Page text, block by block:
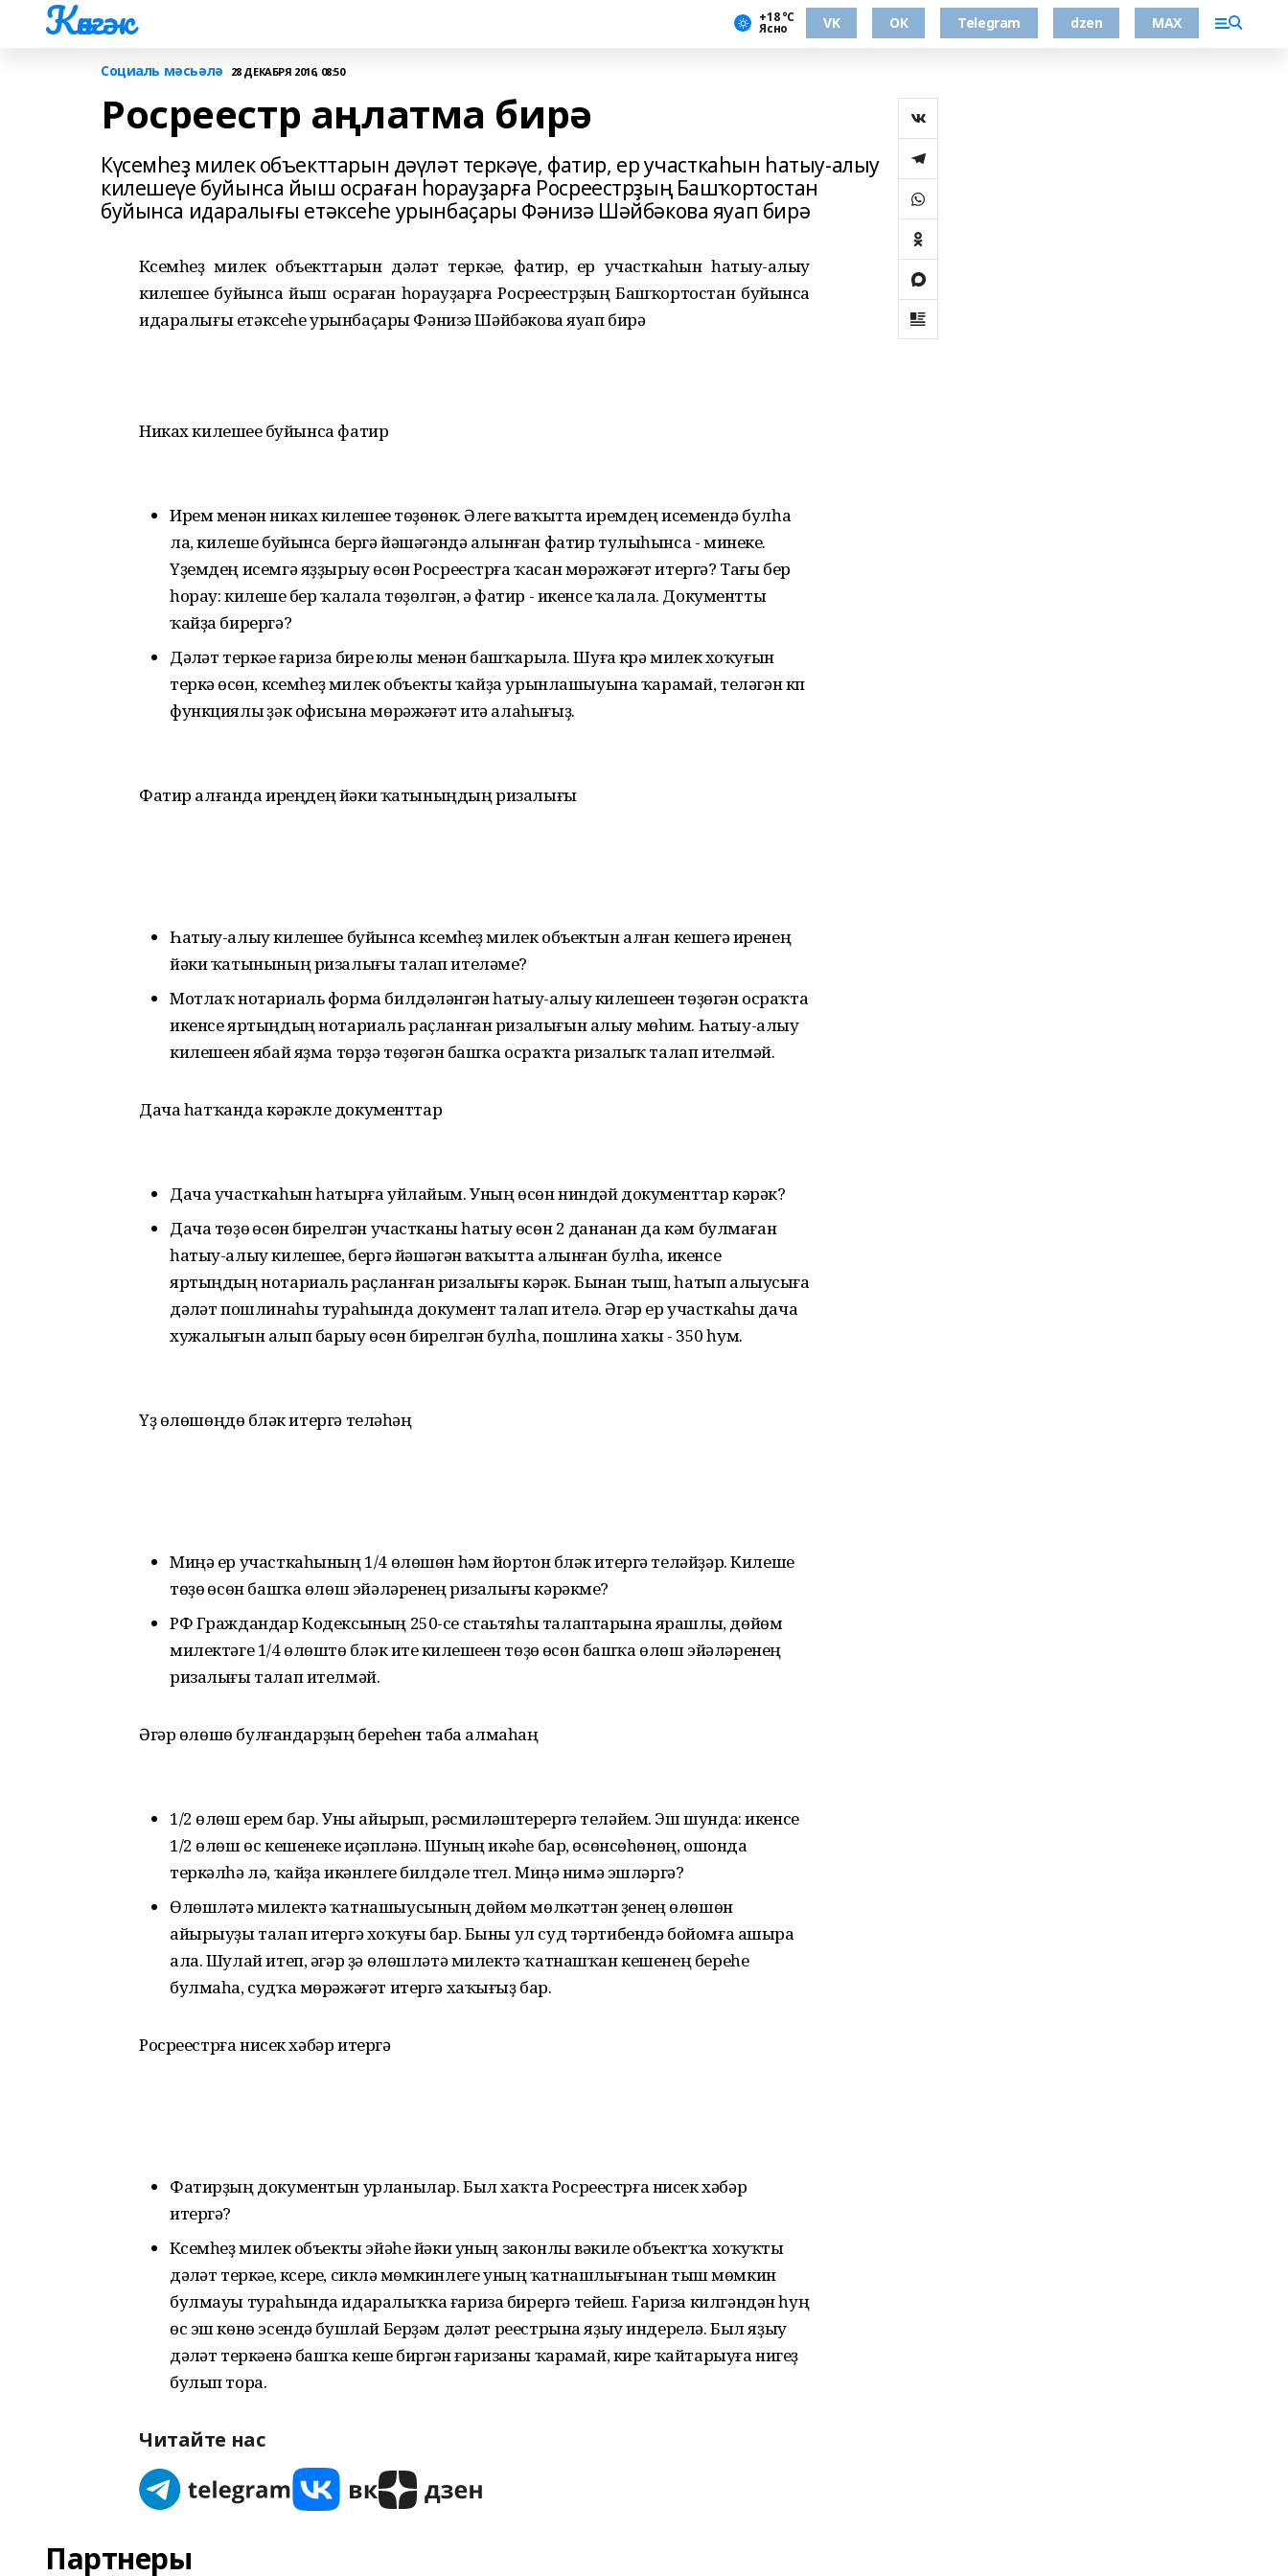
Көнгәк +18 °С
Ясно VK ОК Telegram dzen MAX
Социаль мәсьәлә 28 ДЕКАБРЯ 2016, 08:50
Росреестр аңлатма бирә
Күсемһеҙ милек объекттарын дәүләт теркәүе, фатир, ер участкаһын һатыу-алыу
килешеүе буйынса йыш осраған һорауҙарға Росреестрҙың Башҡортостан
буйынса идаралығы етәксеһе урынбаҫары Фәнизә Шәйбәкова яуап бирә
Күсемһеҙ милек объекттарын дәүләт теркәүе, фатир, ер участкаһын һатыу-алыу
килешеүе буйынса йыш осраған һорауҙарға Росреестрҙың Башҡортостан буйынса
идаралығы етәксеһе урынбаҫары Фәнизә Шәйбәкова яуап бирә
Никах килешеүе буйынса фатир
Ирем менән никах килешеүе төҙөнөк. Әлеге ваҡытта иремдең исемендә булһа
ла, килешеү буйынса бергә йәшәгәндә алынған фатир тулыһынса - минеке.
Үҙемдең исемгә яҙҙырыу өсөн Росреестрға ҡасан мөрәжәғәт итергә? Тағы бер
һорау: килешеү бер ҡалала төҙөлгән, ә фатир - икенсе ҡалала. Документты
ҡайҙа бирергә?
Дәүләт теркәүе ғариза биреү юлы менән башҡарыла. Шуға күрә милек хоҡуғын
теркәү өсөн, күсемһеҙ милек объекты ҡайҙа урынлашыуына ҡарамай, теләгән күп
функциялы үҙәк офисына мөрәжәғәт итә алаһығыҙ.
Фатир алғанда иреңдең йәки ҡатыныңдың ризалығы
Һатыу-алыу килешеүе буйынса күсемһеҙ милек объектын алған кешегә иренең
йәки ҡатынының ризалығы талап ителәме?
Мотлаҡ нотариаль форма билдәләнгән һатыу-алыу килешеүен төҙөгән осраҡта
икенсе яртыңдың нотариаль раҫланған ризалығын алыу мөһим. Һатыу-алыу
килешеүен ябай яҙма төрҙә төҙөгән башҡа осраҡта ризалыҡ талап ителмәй.
Дача һатҡанда кәрәкле документтар
Дача участкаһын һатырға уйлайым. Уның өсөн ниндәй документтар кәрәк?
Дача төҙөү өсөн бирелгән участканы һатыу өсөн 2 дананан да кәм булмаған
һатыу-алыу килешеүе, бергә йәшәгән ваҡытта алынған булһа, икенсе
яртыңдың нотариаль раҫланған ризалығы кәрәк. Бынан тыш, һатып алыусыға
дәүләт пошлинаһы тураһында документ талап ителә. Әгәр ер участкаһы дача
хужалығын алып барыу өсөн бирелгән булһа, пошлина хаҡы - 350 һум.
Үҙ өлөшөңдө бүләк итергә теләһәң
Миңә ер участкаһының 1/4 өлөшөн һәм йортон бүләк итергә теләйҙәр. Килешеү
төҙөү өсөн башҡа өлөш эйәләренең ризалығы кәрәкме?
РФ Граждандар Кодексының 250-се стаьтяһы талаптарына ярашлы, дөйөм
милектәге 1/4 өлөштө бүләк итеү килешеүен төҙөү өсөн башҡа өлөш эйәләренең
ризалығы талап ителмәй.
Әгәр өлөшө булғандарҙың береһен таба алмаһаң
1/2 өлөш ерем бар. Уны айырып, рәсмиләштерергә теләйем. Эш шунда: икенсе
1/2 өлөш өс кешенеке иҫәпләнә. Шуның икәүһе бар, өсөнсөһөнөң, ошонда
теркәлһә лә, ҡайҙа икәнлеге билдәле түгел. Миңә нимә эшләргә?
Өлөшләтә милектә ҡатнашыусының дөйөм мөлкәттән үҙенең өлөшөн
айырыуҙы талап итергә хоҡуғы бар. Быны ул суд тәртибендә бойомға ашыра
ала. Шулай итеп, әгәр ҙә өлөшләтә милектә ҡатнашҡан кешенең береһе
булмаһа, судҡа мөрәжәғәт итергә хаҡығыҙ бар.
Росреестрға нисек хәбәр итергә
Фатирҙың документын урланылар. Был хаҡта Росреестрға нисек хәбәр
итергә?
Күсемһеҙ милек объекты эйәһе йәки уның законлы вәкиле объектҡа хоҡуҡты
дәүләт теркәүе, күсереү, сикләү мөмкинлеге уның ҡатнашлығынан тыш мөмкин
булмауы тураһында идаралыҡҡа ғариза бирергә тейеш. Ғариза килгәндән һуң
өс эш көнө эсендә бушлай Берҙәм дәүләт реестрына яҙыу индерелә. Был яҙыу
дәүләт теркәүенә башҡа кеше биргән ғаризаны ҡарамай, кире ҡайтарыуға нигеҙ
булып тора.
Читайте нас
Партнеры